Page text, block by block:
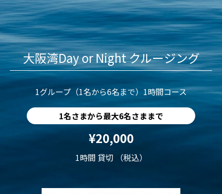
大阪湾Day or Night クルージング
1グループ（1名から6名まで）1時間コース
1名さまから最大6名さままで
¥20,000
1時間 貸切 （税込）